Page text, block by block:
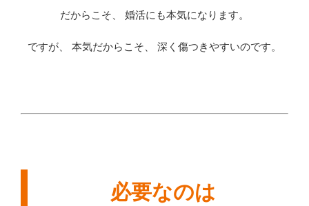
だからこそ、 婚活にも本気になります。
ですが、 本気だからこそ、 深く傷つきやすいのです。
必要なのは